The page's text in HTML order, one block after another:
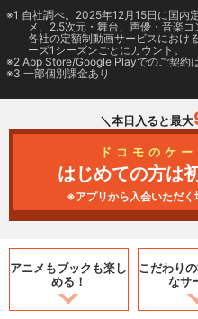
1 自社調べ。2025年12月15日に国内
メ、2.5次元・舞台、声優・音楽コ
各社の定額制動画サービスにおけ
ーズ1シーズンごとにカウント。
2 App Store/Google Playでのご契約
3 一部個別課金あり
＼本日入ると最大
ドコモのケ
はじめての方は
※アプリから入会いただ
アニメもブックも楽し
める！
こだわり
なサ